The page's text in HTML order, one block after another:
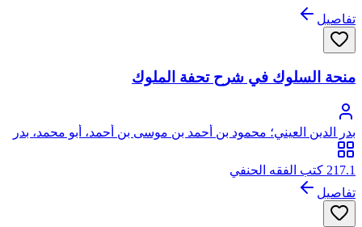
تفاصيل
منحة السلوك في شرح تحفة الملوك
بدر الدين العيني؛ محمود بن أحمد بن موسى بن أحمد، أبو محمد، بدر
الدين العيني الحنفي
217.1 كتب الفقه الحنفي
تفاصيل